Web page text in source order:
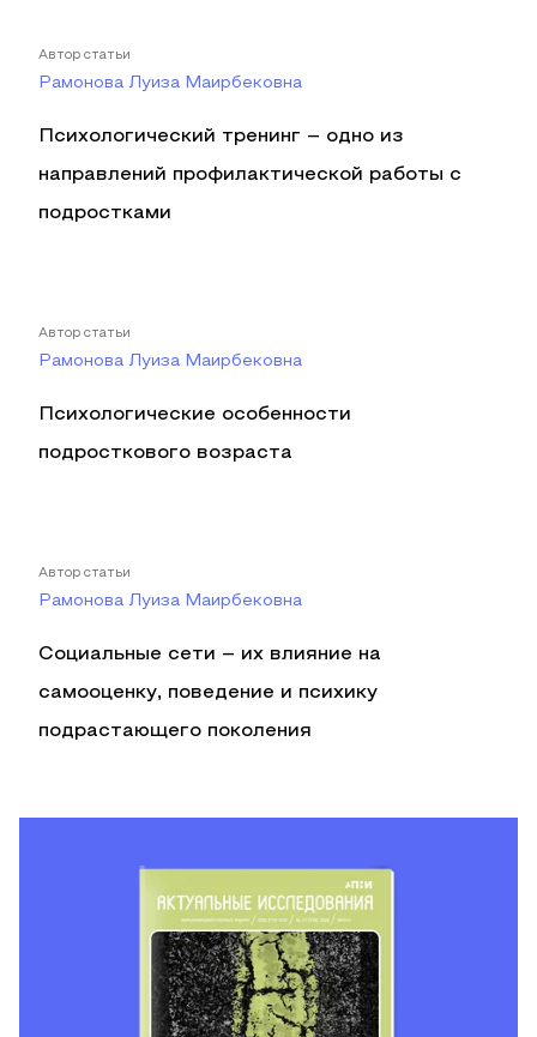
Автор статьи
Рамонова Луиза Маирбековна
Психологический тренинг – одно из
направлений профилактической работы с
подростками
Автор статьи
Рамонова Луиза Маирбековна
Психологические особенности
подросткового возраста
Автор статьи
Рамонова Луиза Маирбековна
Социальные сети – их влияние на
самооценку, поведение и психику
подрастающего поколения